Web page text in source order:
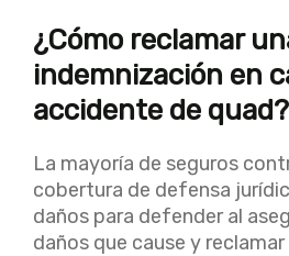
¿Cómo reclamar
indemnización en
accidente de quad?
La mayoría de seguros
cobertura de defensa
daños para defender al
daños que cause y